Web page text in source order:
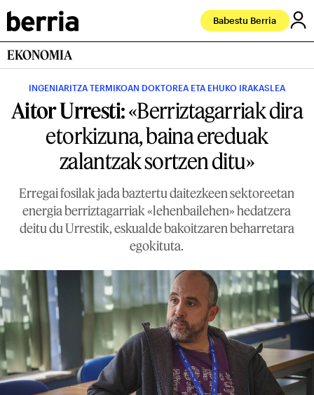
Babestu Berria
EKONOMIA
INGENIARITZA TERMIKOAN DOKTOREA ETA EHUKO IRAKASLEA
Aitor Urresti:«Berriztagarriak dira
etorkizuna, baina ereduak
zalantzak sortzen ditu»
Erregai fosilak jada baztertu daitezkeen sektoreetan
energia berriztagarriak «lehenbailehen» hedatzera
deitu du Urrestik, eskualde bakoitzaren beharretara
egokituta.